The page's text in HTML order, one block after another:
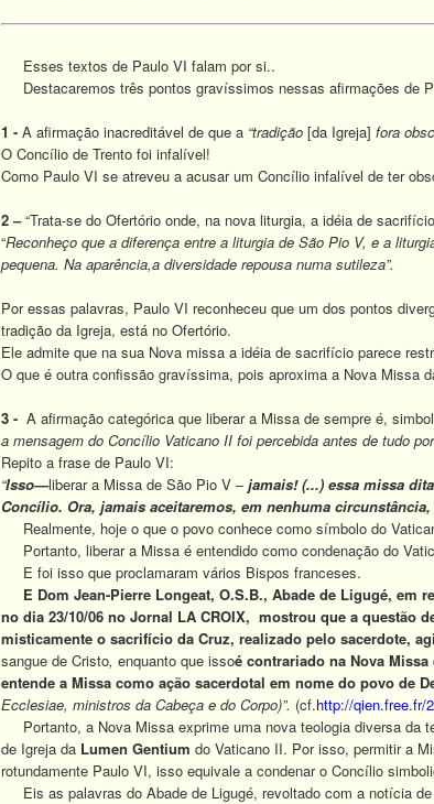
Esses textos de Paulo VI falam por si..
Destacaremos três pontos gravíssimos nessas afirmações de
1 - A afirmação inacreditável de que a “tradição [da Igreja] fora
O Concílio de Trento foi infalível!
Como Paulo VI se atreveu a acusar um Concílio infalível de ter
2 –“Trata-se do Ofertório onde, na nova liturgia, a idéia de
“Reconheço que a diferença entre a liturgia de São Pio V, e a
pequena. Na aparência,a diversidade repousa numa sutileza”.
Por essas palavras, Paulo VI reconheceu que um dos pontos
tradição da Igreja, está no Ofertório.
Ele admite que na sua Nova missa a idéia de sacrifício parece
O que é outra confissão gravíssima, pois aproxima a Nova Missa
3 - A afirmação categórica que liberar a Missa de sempre é,
a mensagem do Concílio Vaticano II foi percebida antes de tudo
Repito a frase de Paulo VI:
“Isso—liberar a Missa de São Pio V –jamais! (...) essa missa
Concílio. Ora, jamais aceitaremos, em nenhuma
Realmente, hoje o que o povo conhece como símbolo do
Portanto, liberar a Missa é entendido como condenação do
E foi isso que proclamaram vários Bispos franceses.
E Dom Jean-Pierre Longeat, O.S.B., Abade de Ligugé, em
no dia 23/10/06 no Jornal LA CROIX, mostrou que a questão
misticamente o sacrifício da Cruz, realizado pelo sacerdote,
sangue de Cristo, enquanto que issoé contrariado na Nova
entende a Missa como ação sacerdotal em nome do povo de
Ecclesiae, ministros da Cabeça e do Corpo)”. (cf.http://qien.free.fr/
Portanto, a Nova Missa exprime uma nova teologia diversa da
de Igreja da Lumen Gentium do Vaticano II. Por isso, permitir a
rotundamente Paulo VI, isso equivale a condenar o Concílio
Eis as palavras do Abade de Ligugé, revoltado com a notícia